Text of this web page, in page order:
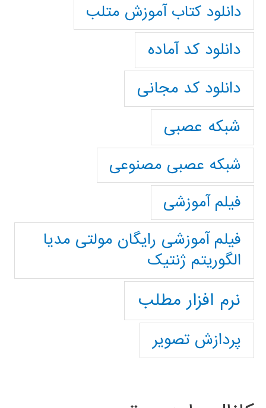
دانلود کتاب آموزش متلب
دانلود کد آماده
دانلود کد مجانی
شبکه عصبی
شبکه عصبی مصنوعی
فیلم آموزشی
فیلم آموزشی رایگان مولتی مدیا
الگوریتم ژنتیک
نرم افزار مطلب
پردازش تصویر